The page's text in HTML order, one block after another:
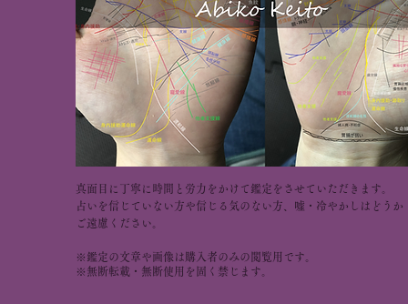
真面目に丁寧に時間と労力をかけて鑑定をさせていただきます。
占いを信じていない方や信じる気のない方、嘘・冷やかしはどうか
ご遠慮ください。
※鑑定の文章や画像は購入者のみの閲覧用です。
※無断転載・無断使用を固く禁じます。